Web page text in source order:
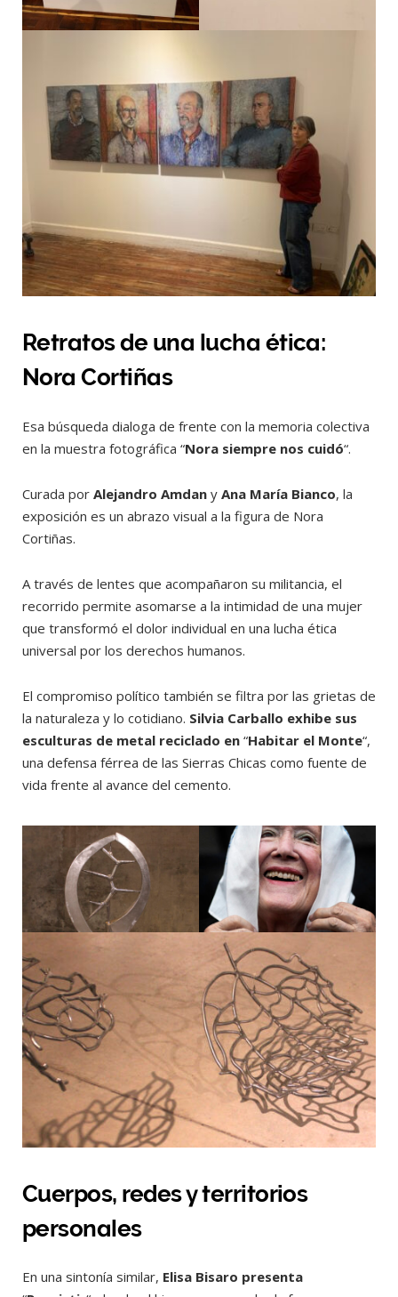
Retratos de una lucha ética:
Nora Cortiñas
Esa búsqueda dialoga de frente con la memoria colectiva
en la muestra fotográfica “Nora siempre nos cuidó“.
Curada por Alejandro Amdan y Ana María Bianco, la
exposición es un abrazo visual a la figura de Nora
Cortiñas.
A través de lentes que acompañaron su militancia, el
recorrido permite asomarse a la intimidad de una mujer
que transformó el dolor individual en una lucha ética
universal por los derechos humanos.
El compromiso político también se filtra por las grietas de
la naturaleza y lo cotidiano. Silvia Carballo exhibe sus
esculturas de metal reciclado en “Habitar el Monte“,
una defensa férrea de las Sierras Chicas como fuente de
vida frente al avance del cemento.
Cuerpos, redes y territorios
personales
En una sintonía similar, Elisa Bisaro presenta